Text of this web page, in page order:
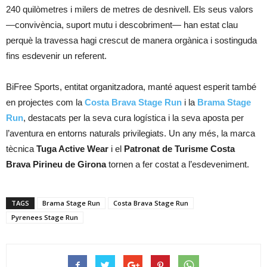
240 quilòmetres i milers de metres de desnivell. Els seus valors
—convivència, suport mutu i descobriment— han estat clau
perquè la travessa hagi crescut de manera orgànica i sostinguda
fins esdevenir un referent.
BiFree Sports, entitat organitzadora, manté aquest esperit també
en projectes com la Costa Brava Stage Run i la Brama Stage
Run, destacats per la seva cura logística i la seva aposta per
l’aventura en entorns naturals privilegiats. Un any més, la marca
tècnica Tuga Active Wear i el Patronat de Turisme Costa
Brava Pirineu de Gironatornen a fer costat a l’esdeveniment.
TAGS Brama Stage Run
Costa Brava Stage Run
Pyrenees Stage Run